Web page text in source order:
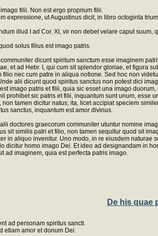
filii. Non est ergo proprium filii.
expressione, ut Augustinus dicit, in libro octoginta
illud I ad Cor. XI, vir non debet velare caput suum,
solus filius est imago patris.
dicunt spiritum sanctum esse imaginem
et ad Hebr. I, qui cum sit splendor gloriae, et figura
nec cum patre in aliqua notione. Sed hoc non
alii dicunt quod spiritus sanctus non potest dici
imago patris et filii, quia sic esset una imago
prohibet sic patris et filii, inquantum sunt unum,
tamen dicitur natus; ita, licet accipiat speciem
sanctus, inquantum est amor divinus.
doctores graecorum communiter utuntur nomine
sit similis patri et filio, non tamen sequitur quod sit
in aliquo invenitur. Uno modo, in re eiusdem
dicitur homo imago Dei. Et ideo ad designandam in
ad imaginem, quia est perfecta patris imago.
De his quae
ad personam spiritus sancti.
etiam amor et donum Dei.